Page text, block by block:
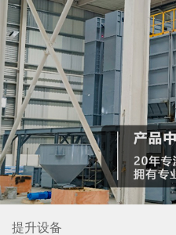
产品中心
米兰平台-米兰(中国)
解决方案
精彩视频
走进恒宇
提升设备